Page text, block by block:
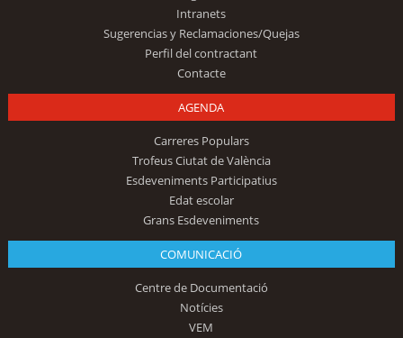
Intranets
Sugerencias y Reclamaciones/Quejas
Perfil del contractant
Contacte
AGENDA
Carreres Populars
Trofeus Ciutat de València
Esdeveniments Participatius
Edat escolar
Grans Esdeveniments
COMUNICACIÓ
Centre de Documentació
Notícies
VEM